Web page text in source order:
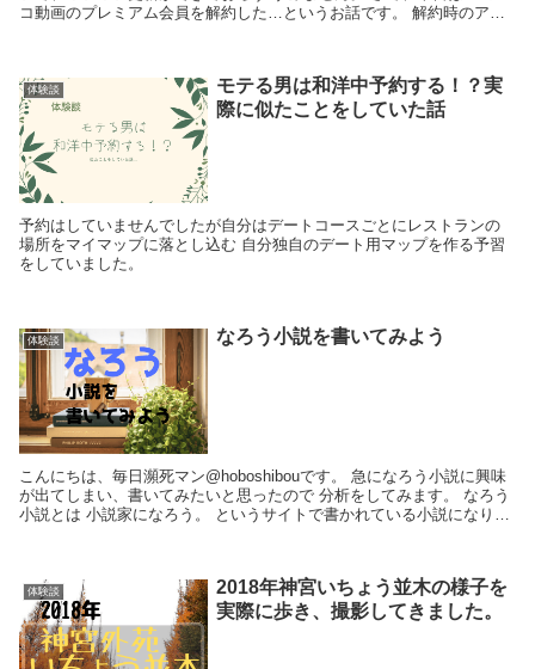
コ動画のプレミアム会員を解約した…というお話です。 解約時のアン
体験談
モテる男は和洋中予約する！？実
際に似たことをしていた話
予約はしていませんでしたが自分はデートコースごとにレストランの
場所をマイマップに落とし込む 自分独自のデート用マップを作る予習
をしていました。
体験談 なろう小説を書いてみよう
こんにちは、毎日瀕死マン@hoboshibouです。 急になろう小説に興味
が出てしまい、書いてみたいと思ったので 分析をしてみます。 なろう
小説とは 小説家になろう。 というサイトで書かれている小説になりま
体験談
2018年神宮いちょう並木の様子を
実際に歩き、撮影してきました。